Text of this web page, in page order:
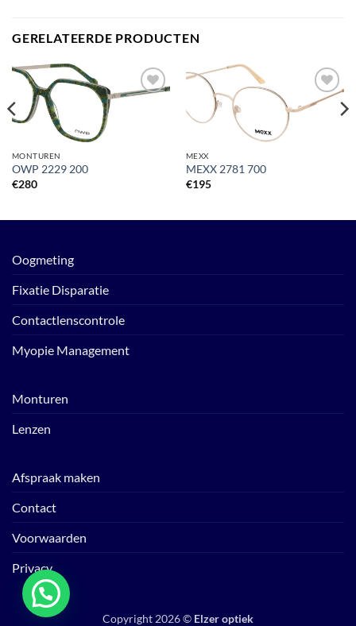
GERELATEERDE PRODUCTEN
MONTUREN
OWP 2229 200
€280
Toevoegen
MEXX
MEXX 2781 700
€195
Oogmeting
Fixatie Disparatie
Contactlenscontrole
Myopie Management
Monturen
Lenzen
Afspraak maken
Contact
Voorwaarden
Privacy
Copyright 2026 © Elzer optiek